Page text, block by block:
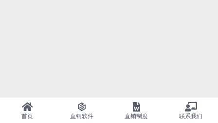
首页 直销软件 直销制度 联系我们